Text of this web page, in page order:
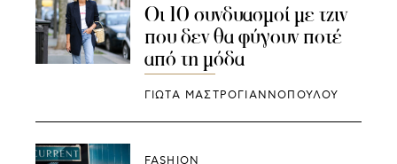
Οι 10 συνδυασμοί με τζιν
που δεν θα φύγουν ποτέ
από τη μόδα
ΓΙΩΤΑ ΜΑΣΤΡΟΓΙΑΝΝΟΠΟΥΛΟΥ
FASHION